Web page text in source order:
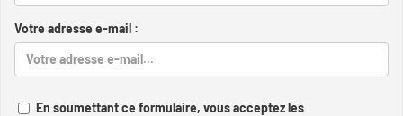
Votre adresse e-mail :
En soumettant ce formulaire, vous acceptez les